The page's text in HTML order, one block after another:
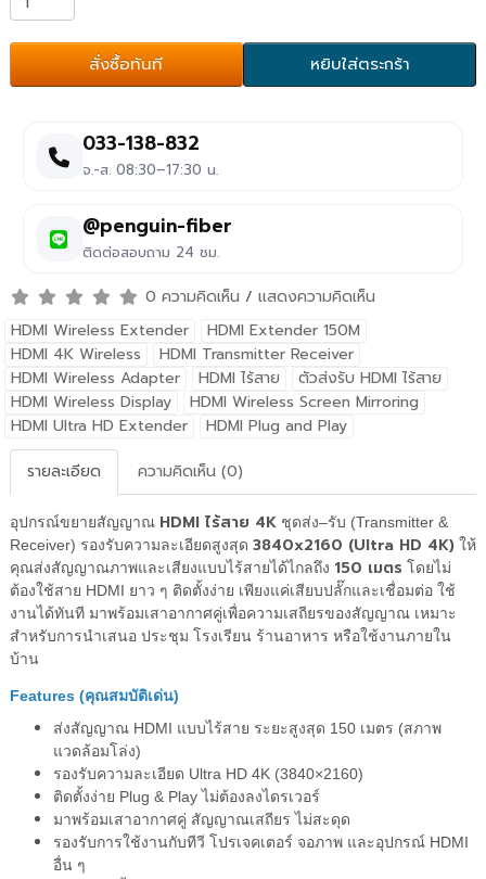
สั่งซื้อทันที หยิบใส่ตระกร้า
033-138-832
จ.-ส. 08:30–17:30 น.
@penguin-fiber
ติดต่อสอบถาม 24 ชม.
0 ความคิดเห็น / แสดงความคิดเห็น
HDMI Wireless Extender
HDMI Extender 150M
HDMI 4K Wireless
HDMI Transmitter Receiver
HDMI Wireless Adapter
HDMI ไร้สาย
ตัวส่งรับ HDMI ไร้สาย
HDMI Wireless Display
HDMI Wireless Screen Mirroring
HDMI Ultra HD Extender
HDMI Plug and Play
รายละเอียด
ความคิดเห็น (0)
อุปกรณ์ขยายสัญญาณ HDMI ไร้สาย 4Kชุดส่ง–รับ (Transmitter &
Receiver) รองรับความละเอียดสูงสุด 3840x2160 (Ultra HD 4K) ให้
คุณส่งสัญญาณภาพและเสียงแบบไร้สายได้ไกลถึง 150 เมตร โดยไม่
ต้องใช้สาย HDMI ยาว ๆ ติดตั้งง่าย เพียงแค่เสียบปลั๊กและเชื่อมต่อ ใช้
งานได้ทันที มาพร้อมเสาอากาศคู่เพื่อความเสถียรของสัญญาณ เหมาะ
สำหรับการนำเสนอ ประชุม โรงเรียน ร้านอาหาร หรือใช้งานภายใน
บ้าน
Features (คุณสมบัติเด่น)
ส่งสัญญาณ HDMI แบบไร้สาย ระยะสูงสุด 150 เมตร (สภาพ
แวดล้อมโล่ง)
รองรับความละเอียด Ultra HD 4K (3840×2160)
ติดตั้งง่าย Plug & Play ไม่ต้องลงไดรเวอร์
มาพร้อมเสาอากาศคู่ สัญญาณเสถียร ไม่สะดุด
รองรับการใช้งานกับทีวี โปรเจคเตอร์ จอภาพ และอุปกรณ์ HDMI
อื่น ๆ